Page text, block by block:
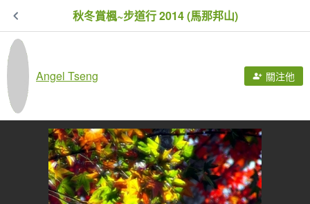
秋冬賞楓~步道行 2014 (馬那邦山)
Angel Tseng 關注他